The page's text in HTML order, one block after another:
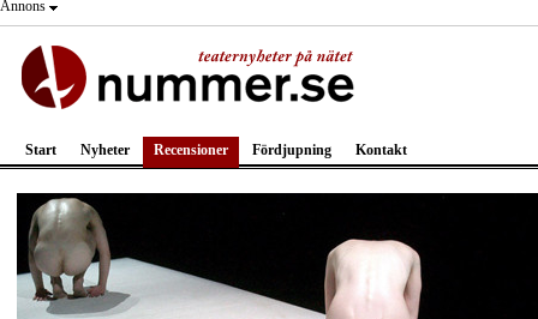
Annons
Start Nyheter Recensioner Fördjupning Kontakt